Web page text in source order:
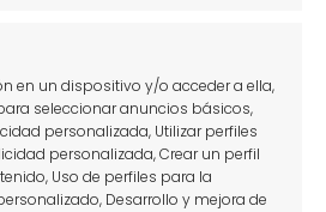
en un dispositivo y/o acceder a ella,
seleccionar anuncios básicos,
personalizada, Utilizar perfiles
personalizada, Crear un perfil
Uso de perfiles para la
Desarrollo y mejora de
mis propias
frambuesas y
paso ratos muy
viendo crecer y